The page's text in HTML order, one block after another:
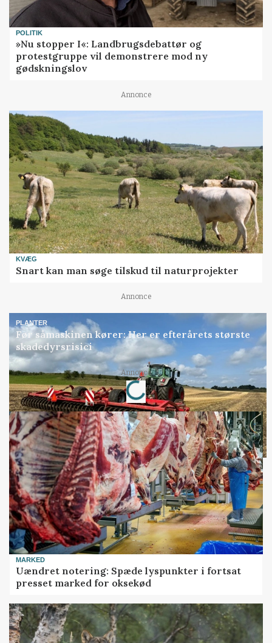
POLITIK
»Nu stopper I«: Landbrugsdebattør og
protestgruppe vil demonstrere mod ny
gødskningslov
Annonce
KVÆG
Snart kan man søge tilskud til naturprojekter
Annonce
PLANTER
Før såmaskinen kører: Her er efterårets største
skadedyrsrisici
Annonce
Loading...
MARKED
Uændret notering: Spæde lyspunkter i fortsat
presset marked for oksekød